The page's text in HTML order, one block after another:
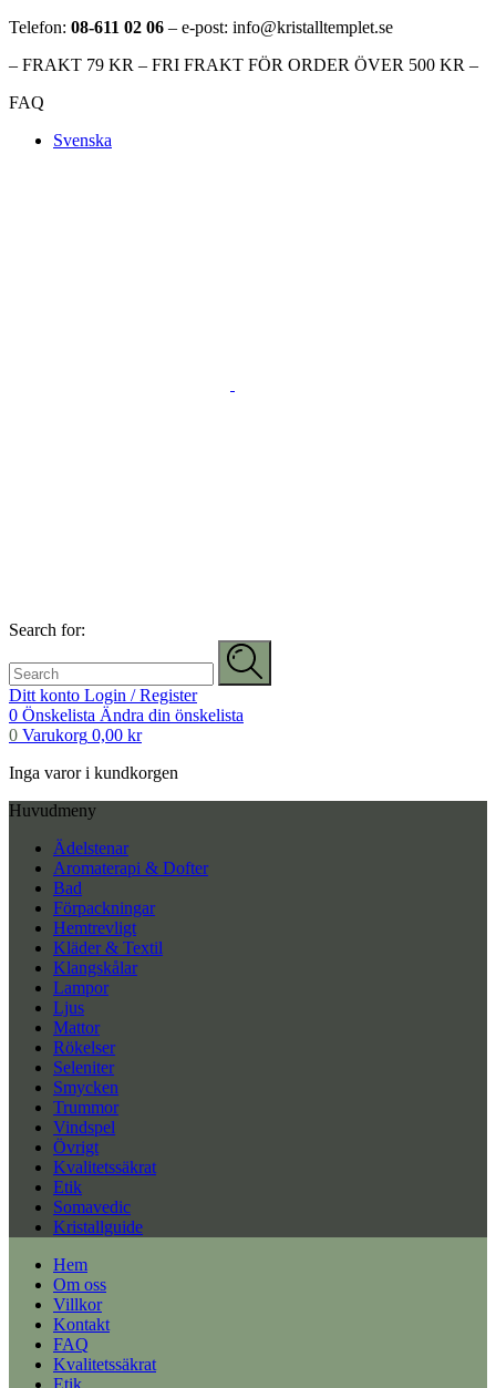
Telefon: 08-611 02 06 – e-post: info@kristalltemplet.se
– FRAKT 79 KR – FRI FRAKT FÖR ORDER ÖVER 500 KR –
FAQ
Svenska
Search for:
Ditt konto Login / Register
0 Önskelista Ändra din önskelista
0 Varukorg 0,00 kr
Inga varor i kundkorgen
Huvudmeny
Ädelstenar
Aromaterapi & Dofter
Bad
Förpackningar
Hemtrevligt
Kläder & Textil
Klangskålar
Lampor
Ljus
Mattor
Rökelser
Seleniter
Smycken
Trummor
Vindspel
Övrigt
Kvalitetssäkrat
Etik
Somavedic
Kristallguide
Hem
Om oss
Villkor
Kontakt
FAQ
Kvalitetssäkrat
Etik